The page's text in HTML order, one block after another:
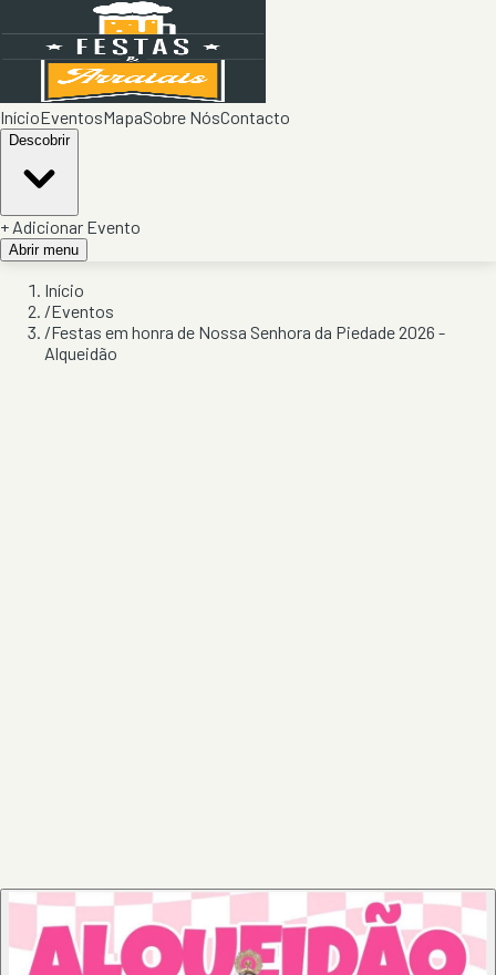
InícioEventosMapaSobre NósContacto
Descobrir
+ Adicionar Evento
Abrir menu
Início
/Eventos
/Festas em honra de Nossa Senhora da Piedade 2026 -
Alqueidão